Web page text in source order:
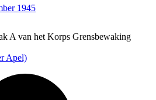
1945
A van het Korps Grensbewaking
Apel)